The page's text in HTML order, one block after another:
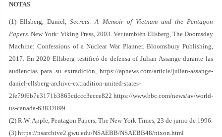
NOTAS
(1) Ellsberg, Daniel,Secrets: A Memoir of Vietnam and the Pentagon
Papers. New York: Viking Press, 2003. Ver también Ellsberg, The Doomsday
Machine: Confessions of a Nuclear War Planner. Bloomsbury Publishing,
2017. En 2020 Ellsberg testificó de defensa of Julian Assange durante las
audiencias para su extradición, https://apnews.com/article/julian-assange-
daniel-ellsberg-archive-extradition-united-states-
2fe79f6b7e3171b3865cdccc3ecce822 https://www.bbc.com/news/av/world-
us-canada-63832899
(2) R.W. Apple, Pentagon Papers, The New York Times, 23 de junio de 1996.
(3) https://nsarchive2.gwu.edu/NSAEBB/NSAEBB48/nixon.html